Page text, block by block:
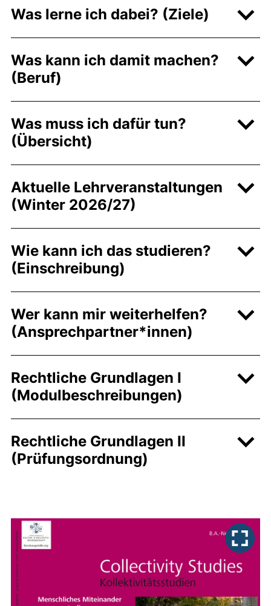
Was lerne ich dabei? (Ziele)
Was kann ich damit machen?
(Beruf)
Was muss ich dafür tun?
(Übersicht)
Aktuelle Lehrveranstaltungen
(Winter 2026/27)
Wie kann ich das studieren?
(Einschreibung)
Wer kann mir weiterhelfen?
(Ansprechpartner*innen)
Rechtliche Grundlagen I
(Modulbeschreibungen)
Rechtliche Grundlagen II
(Prüfungsordnung)